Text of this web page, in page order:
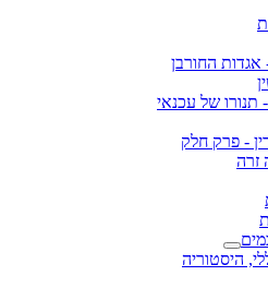
אגדות החורבן
של עכנאי
- פרק חלק
זרה
היסטוריה